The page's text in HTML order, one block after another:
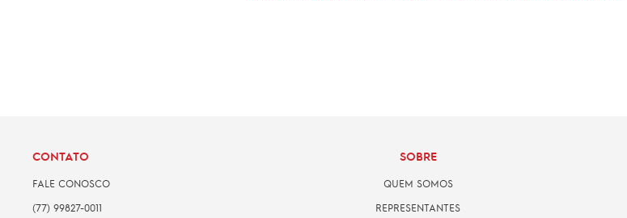
CONTATO
FALE CONOSCO
(77) 99827-0011
SOBRE
QUEM SOMOS
REPRESENTANTES